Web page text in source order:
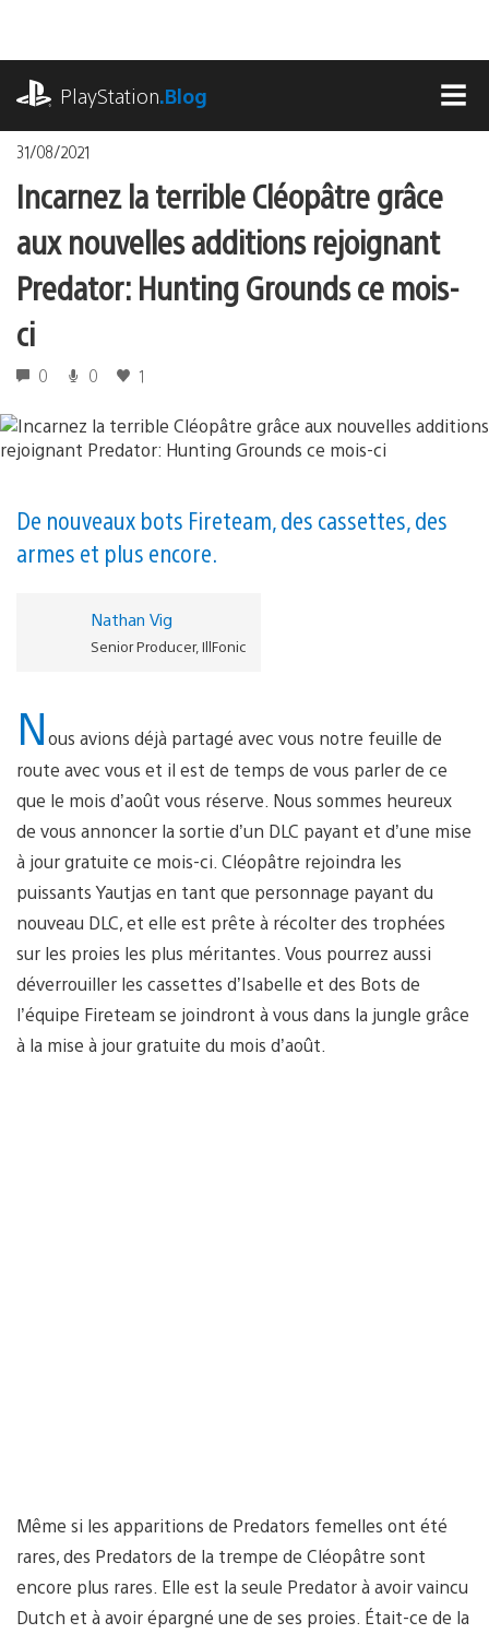
contenu
PlayStation.Blog
31/08/2021
Incarnez la terrible Cléopâtre grâce
aux nouvelles additions rejoignant
Predator: Hunting Grounds ce mois-
ci
0 0 1
De nouveaux bots Fireteam, des cassettes, des
armes et plus encore.
Nathan Vig
Senior Producer, IllFonic
Nous avions déjà partagé avec vous notre feuille de
route avec vous et il est de temps de vous parler de ce
que le mois d’août vous réserve. Nous sommes heureux
de vous annoncer la sortie d’un DLC payant et d’une mise
à jour gratuite ce mois-ci. Cléopâtre rejoindra les
puissants Yautjas en tant que personnage payant du
nouveau DLC, et elle est prête à récolter des trophées
sur les proies les plus méritantes. Vous pourrez aussi
déverrouiller les cassettes d’Isabelle et des Bots de
l’équipe Fireteam se joindront à vous dans la jungle grâce
à la mise à jour gratuite du mois d’août.
Même si les apparitions de Predators femelles ont été
rares, des Predators de la trempe de Cléopâtre sont
encore plus rares. Elle est la seule Predator à avoir vaincu
Dutch et à avoir épargné une de ses proies. Était-ce de la